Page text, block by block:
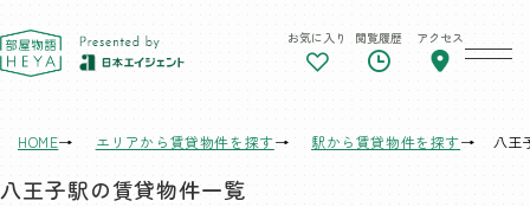
東京 部屋物語 お気に入り 閲覧履歴 アクセス
HOME エリアから賃貸物件を探す 駅から賃貸物件を探す 八王
八王子駅の賃貸物件一覧